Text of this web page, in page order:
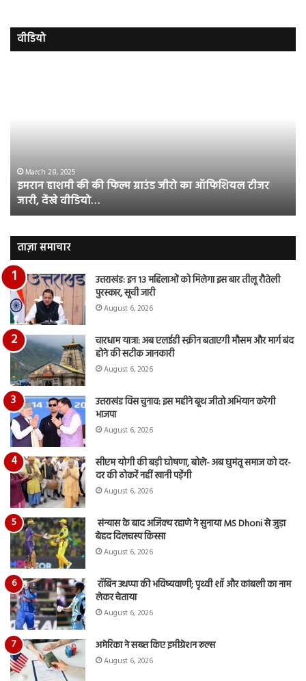
वीडियो
का
ऑफिशियल
टीजर
जारी,
वीडियो…
March 28, 2025
इमरान हाशमी की की फिल्म ग्राउंड जीरो का ऑफिशियल टीजर
जारी, देंखे वीडियो…
ताज़ा समाचार
उत्तराखंड: इन 13 महिलाओं को मिलेगा इस बार तीलू रौतेली
पुरस्कार, सूची जारी
August 6, 2026
चारधाम यात्रा: अब एलईडी स्क्रीन बताएगी मौसम और मार्ग बंद
होने की सटीक जानकारी
August 6, 2026
उत्तराखंड विस चुनाव: इस महीने बूथ जीतो अभियान करेगी
भाजपा
August 6, 2026
सीएम योगी की बड़ी घोषणा, बोले- अब घुमंतू समाज को दर-
दर की ठोकरें नहीं खानी पड़ेंगी
August 6, 2026
संन्यास के बाद अजिंक्‍य रहाणे ने सुनाया MS Dhoni से जुड़ा
बेहद दिलचस्प किस्सा
August 6, 2026
रॉबिन उथप्पा की भविष्यवाणी; पृथ्वी शॉ और कांबली का नाम
लेकर चेताया
August 6, 2026
अमेरिका ने सख्त किए इमीग्रेशन रूल्स
August 6, 2026